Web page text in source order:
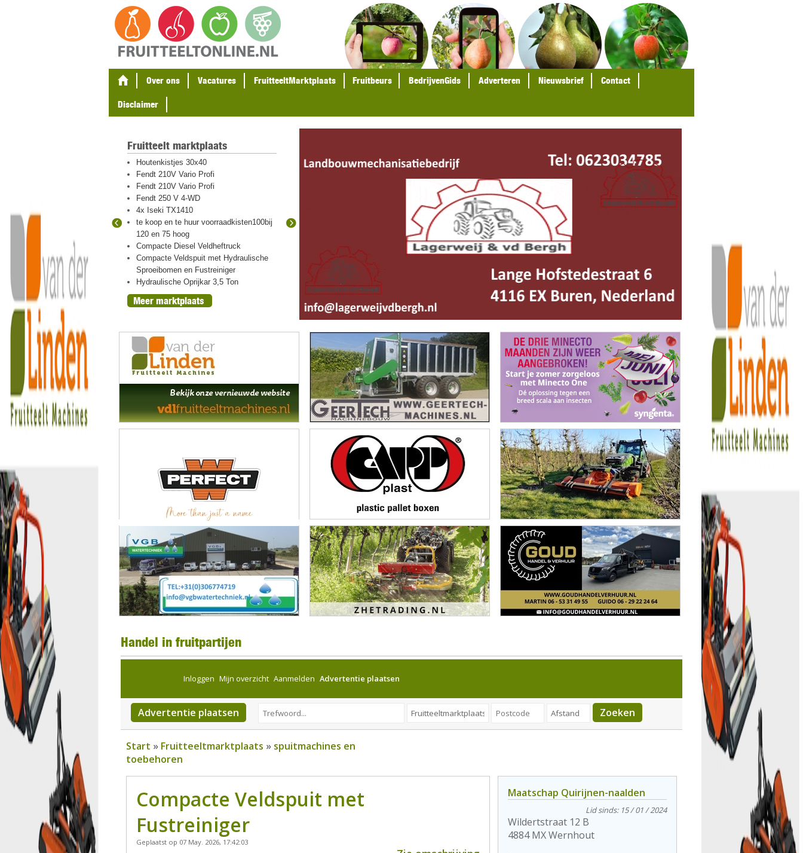
Over ons Vacatures FruitteeltMarktplaats Fruitbeurs BedrijvenGids Adverteren Nieuwsbrief Contact
Disclaimer
en plastic
oogst 2026
Fruitteelt marktplaats
Houtenkistjes 30x40
Fendt 210V Vario Profi
Fendt 210V Vario Profi
Fendt 250 V 4-WD
4x Iseki TX1410
te koop en te huur voorraadkisten100bij
120 en 75 hoog
Compacte Diesel Veldheftruck
Compacte Veldspuit met Hydraulische
Sproeibomen en Fustreiniger
Hydraulische Oprijkar 3,5 Ton
Meer marktplaats
Handel in fruitpartijen